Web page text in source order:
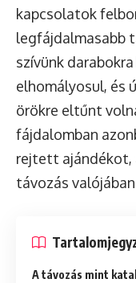
kapcsolatok
legfájdalmasabb
szívünk
elhomályosul, és
örökre eltűnt
fájdalomban
rejtett ajándékot,
távozás
A távozás mint